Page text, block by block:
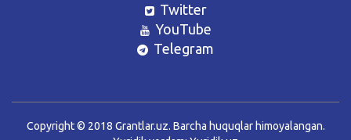
Twitter
YouTube
Telegram
Copyright © 2018 Grantlar.uz. Barcha huquqlar himoyalangan.